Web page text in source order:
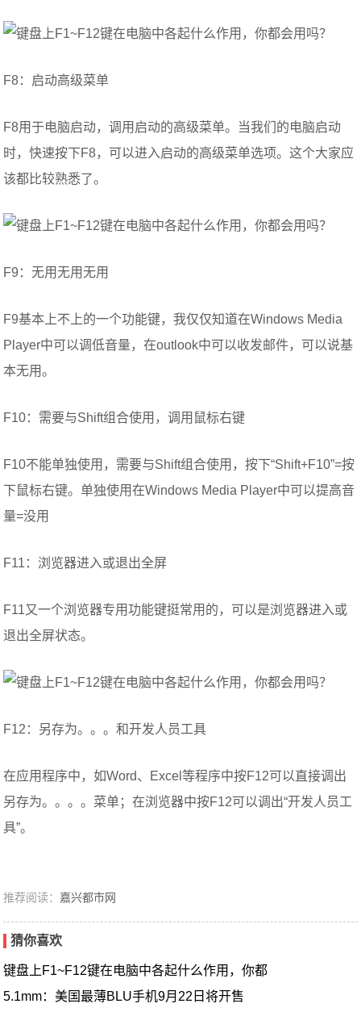
F8：启动高级菜单
F8用于电脑启动，调用启动的高级菜单。当我们的电脑启动
时，快速按下F8，可以进入启动的高级菜单选项。这个大家应
该都比较熟悉了。
F9：无用无用无用
F9基本上不上的一个功能键，我仅仅知道在Windows Media
Player中可以调低音量，在outlook中可以收发邮件，可以说基
本无用。
F10：需要与Shift组合使用，调用鼠标右键
F10不能单独使用，需要与Shift组合使用，按下“Shift+F10”=按
下鼠标右键。单独使用在Windows Media Player中可以提高音
量=没用
F11：浏览器进入或退出全屏
F11又一个浏览器专用功能键挺常用的，可以是浏览器进入或
退出全屏状态。
F12：另存为。。。和开发人员工具
在应用程序中，如Word、Excel等程序中按F12可以直接调出
另存为。。。。菜单；在浏览器中按F12可以调出“开发人员工
具”。
推荐阅读： 嘉兴都市网
猜你喜欢
键盘上F1~F12键在电脑中各起什么作用，你都
5.1mm：美国最薄BLU手机9月22日将开售